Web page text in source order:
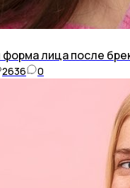
форма лица после
2636 0